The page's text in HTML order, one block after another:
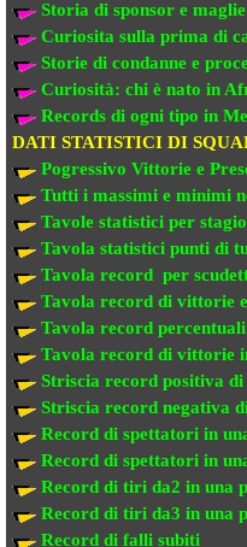
Storia di sponsor e maglie
Curiosita sulla prima di
Storie di condanne e
Curiosità: chi è nato in
Records di ogni tipo in
DATI STATISTICI DI
Pogressivo Vittorie e
Tutti i massimi e minimi
Tavole statistici per
Tavola statistici punti di
Tavola record per
Tavola record di vittorie
Tavola record
Tavola record di vittorie
Striscia record positiva
Striscia record negativa
Record di spettatori in
Record di spettatori in
Record di tiri da2 in una
Record di tiri da3 in una
Record di falli subiti